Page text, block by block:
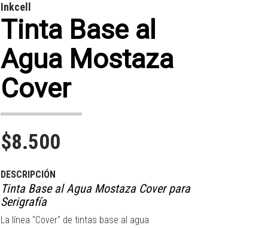
Inkcell
Tinta Base al
Agua Mostaza
Cover
$8.500
DESCRIPCIÓN
Tinta Base al Agua Mostaza Cover para
Serigrafía
La línea "Cover" de tintas base al agua